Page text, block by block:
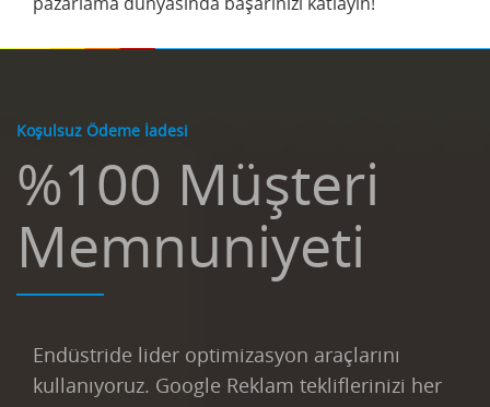
Koşulsuz Ödeme İadesi
%100 Müşteri
Memnuniyeti
Endüstride lider optimizasyon araçlarını
kullanıyoruz. Google Reklam tekliflerinizi her